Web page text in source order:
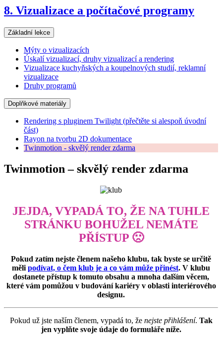
a
počítačové
programy
8. Vizualizace a počítačové programy
Základní lekce
Mýty o vizualizacích
Úskalí vizualizací, druhy vizualizací a rendering
Vizualizace kuchyňských a koupelnových studií, reklamní
vizualizace
Druhy programů
Doplňkové materiály
Rendering s pluginem Twilight (přečtěte si alespoň úvodní
část)
Rayon na tvorbu 2D dokumentace
Twinmotion - skvělý render zdarma
Twinmotion – skvělý render zdarma
JEJDA, VYPADÁ TO, ŽE NA TUHLE
STRÁNKU BOHUŽEL NEMÁTE
PŘÍSTUP 🙁
Pokud zatím nejste členem našeho klubu, tak byste se určitě
měli podívat, o čem klub je a co vám může přinést. V klubu
dostanete přístup k tomuto obsahu a mnoha dalším věcem,
které vám pomůžou v budování kariéry v oblasti interiérového
designu.
Pokud už jste naším členem, vypadá to, že nejste přihlášení. Tak
jen vyplňte svoje údaje do formuláře níže.